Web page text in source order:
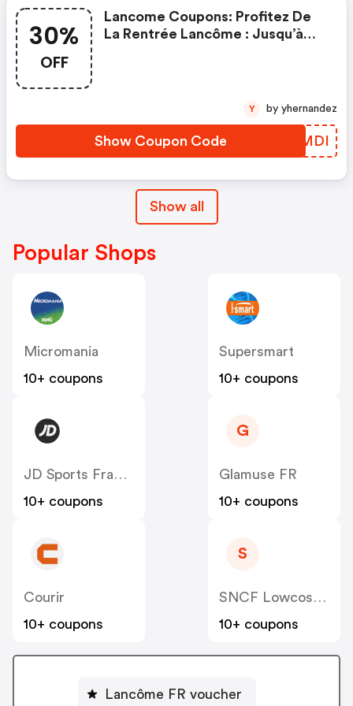
30%
OFF
Lancome Coupons: Profitez De
La Rentrée Lancôme : Jusqu’à
129€ Offert Avec Le Code Bindi
Show Coupon Code DYLMDI
Y by yhernandez
Show all
Popular Shops
Micromania
10+ coupons
Supersmart
10+ coupons
JD Sports France
10+ coupons
G
Glamuse FR
10+ coupons
Courir
10+ coupons
S
SNCF Lowcost OUIGO
10+ coupons
Lancôme FR voucher